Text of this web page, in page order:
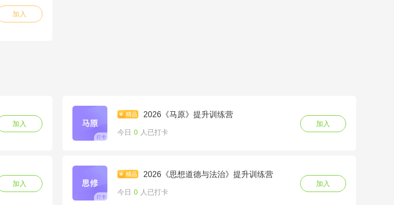
加入
加入
2026《马原》提升训练营
今日 0 人已打卡
加入
加入
2026《思想道德与法治》提升训练营
今日 0 人已打卡
加入